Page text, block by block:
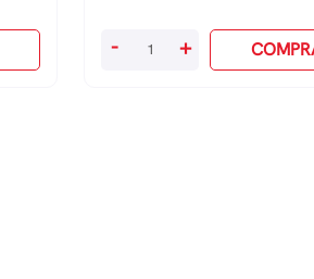
Estojo
- +